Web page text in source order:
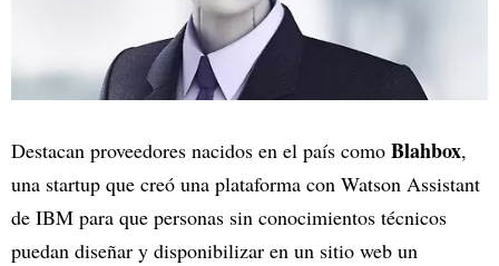
Destacan proveedores nacidos en el país como Blahbox,
una startup que creó una plataforma con Watson Assistant
de IBM para que personas sin conocimientos técnicos
puedan diseñar y disponibilizar en un sitio web un